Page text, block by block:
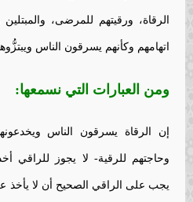
الرقاة، ورقيتهم للمرضى،
اتهامهم وكأنهم يسرقون الناس
ومن العبارات التي نسمعها:
إن الرقاة يسرقون الناس
وحاجتهم للرقية- لا يجوز للراقي
يجب على الراقي الصحيح أن لا يأخذ